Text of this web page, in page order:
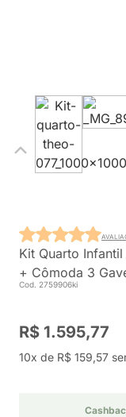
Kit Quarto
+ Cômoda 3
Cod. 2759906ki
R$ 1.595,77
10x de R$ 159,57